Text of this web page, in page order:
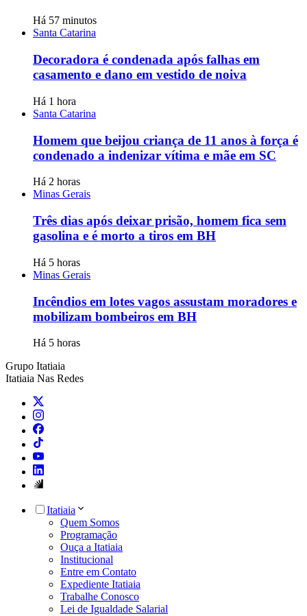
Há 57 minutos
Santa Catarina
Decoradora é condenada após falhas em
casamento e dano em vestido de noiva
Há 1 hora
Santa Catarina
Homem que beijou criança de 11 anos à força é
condenado a indenizar vítima e mãe em SC
Há 2 horas
Minas Gerais
Três dias após deixar prisão, homem fica sem
gasolina e é morto a tiros em BH
Há 5 horas
Minas Gerais
Incêndios em lotes vagos assustam moradores e
mobilizam bombeiros em BH
Há 5 horas
Grupo Itatiaia
Itatiaia Nas Redes
Itatiaia
Quem Somos
Programação
Ouça a Itatiaia
Institucional
Entre em Contato
Expediente Itatiaia
Trabalhe Conosco
Lei de Igualdade Salarial